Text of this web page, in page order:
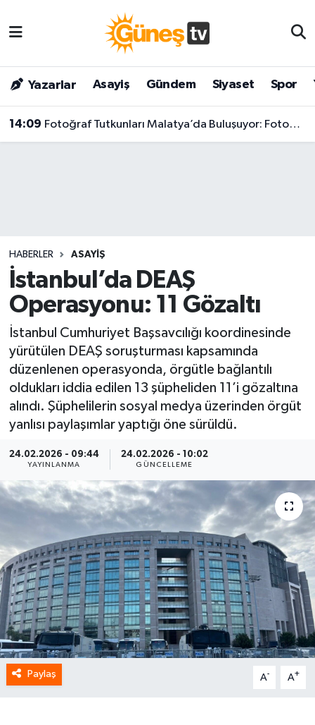
Yazarlar Asayiş Gündem Siyaset Spor
14:09 Fotoğraf Tutkunları Malatya’da Buluşuyor: FotoMaraton 2026 İçin Geri Sayım Başladı!
HABERLER ASAYIŞ
İstanbul’da DEAŞ
Operasyonu: 11 Gözaltı
İstanbul Cumhuriyet Başsavcılığı koordinesinde
yürütülen DEAŞ soruşturması kapsamında
düzenlenen operasyonda, örgütle bağlantılı
oldukları iddia edilen 13 şüpheliden 11’i gözaltına
alındı. Şüphelilerin sosyal medya üzerinden örgüt
yanlısı paylaşımlar yaptığı öne sürüldü.
24.02.2026 - 09:44
YAYINLANMA
24.02.2026 - 10:02
GÜNCELLEME
Paylaş A- A+
Bilim & Teknoloji
Dünya
Magazin
Siyaset
Spor
Yaşam
Malatya Nöbetçi Eczaneler
Malatya Hava Durumu
Malatya Namaz Vakitleri
Son Dakika Haberleri
Haber Arşivi